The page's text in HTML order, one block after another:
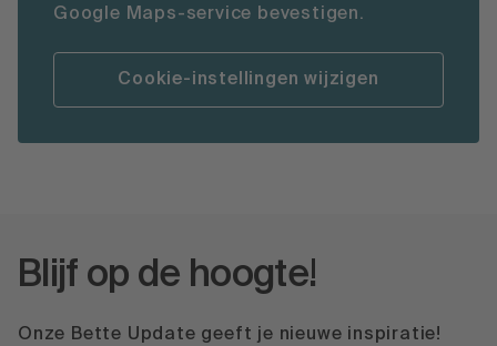
Google Maps-service bevestigen.
Cookie-instellingen wijzigen
Blijf op de hoogte!
Onze Bette Update geeft je nieuwe inspiratie!